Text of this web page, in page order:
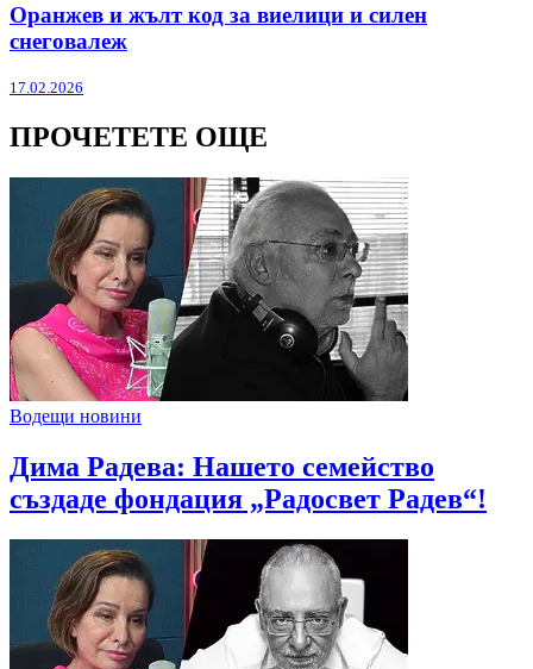
Оранжев и жълт код за виелици и силен
снеговалеж
17.02.2026
ПРОЧЕТЕТЕ ОЩЕ
Водещи новини
Дима Радева: Нашето семейство
създаде фондация „Радосвет Радев“!